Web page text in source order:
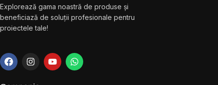
Explorează gama noastră de produse și
beneficiază de soluții profesionale pentru
proiectele tale!